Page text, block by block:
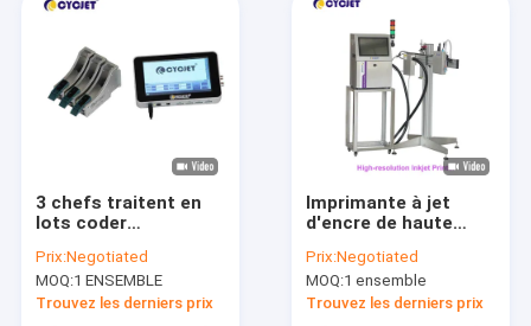
3 chefs traitent en
lots coder
d'encre de haute
résolution de la taille
CYCJET de
Prix:Negotiated
MOQ:1 ENSEMBLE
Trouvez les derniers prix
Imprimante à jet
d'encre de haute
CYCJET For
Nonwoven Material
Logo Printing
Prix:Negotiated
MOQ:1 ensemble
Trouvez les derniers prix